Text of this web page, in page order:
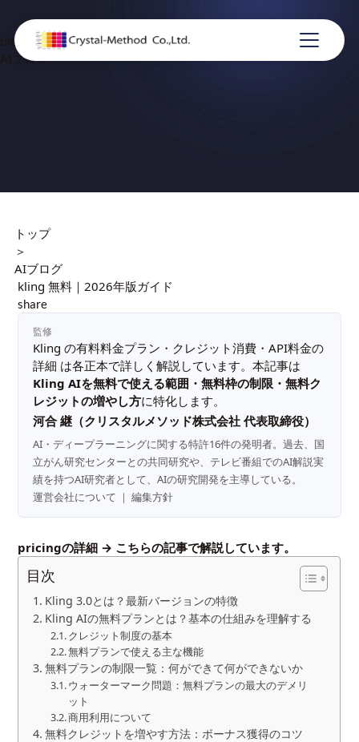
blog
AIブログ
トップ
＞
AIブログ
kling 無料｜2026年版ガイド
share
監修
Kling の有料料金プラン・クレジット消費・API料金の
詳細 は各正本で詳しく解説しています。本記事は
Kling AIを無料で使える範囲・無料枠の制限・無料ク
レジットの増やし方に特化します。
河合 継（クリスタルメソッド株式会社 代表取締役）
AI・ディープラーニングに関する特許16件の発明者。過去、国
立がん研究センターとの共同研究や、テレビ番組でのAI解説実
績を持つAI研究者として、AIの研究開発を主導している。
運営会社について ｜編集方針
pricingの詳細 → こちらの記事で解説しています。
目次
Kling 3.0とは？最新バージョンの特徴
Kling AIの無料プランとは？基本の仕組みを理解する
クレジット制度の基本
無料プランで使える主な機能
無料プランの制限一覧：何ができて何ができないか
ウォーターマーク問題：無料プランの最大のデメリ
ット
商用利用について
無料クレジットを増やす方法：ボーナス獲得のコツ